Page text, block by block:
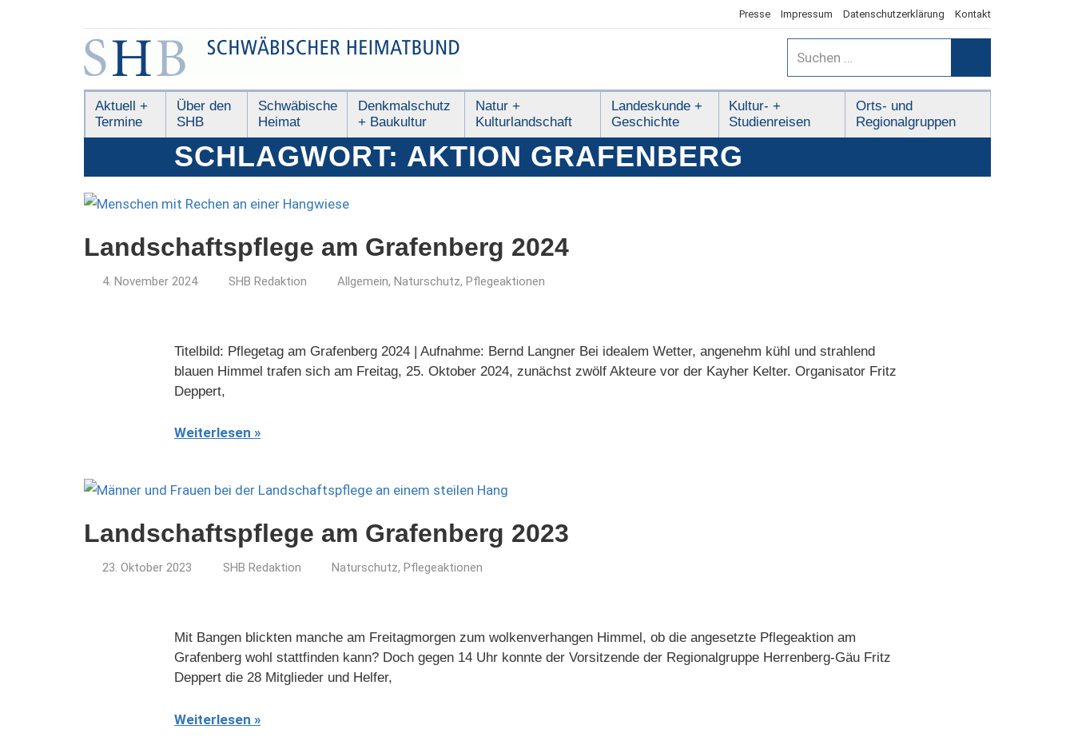
Presse Impressum Datenschutzerklärung Kontakt
Schwäbischer
Heimatbund
Suchen
nach:
Suchen
Aktuell +
Termine
Über den
SHB
Schwäbische
Heimat
Denkmalschutz
+ Baukultur
Natur +
Kulturlandschaft
Landeskunde +
Geschichte
Kultur- +
Studienreisen
Orts- und
Regionalgruppen
SCHLAGWORT: AKTION GRAFENBERG
Landschaftspflege am Grafenberg 2024
4. November 2024 SHB Redaktion Allgemein, Naturschutz, Pflegeaktionen
Titelbild: Pflegetag am Grafenberg 2024 | Aufnahme: Bernd Langner Bei idealem Wetter, angenehm kühl und strahlend
blauen Himmel trafen sich am Freitag, 25. Oktober 2024, zunächst zwölf Akteure vor der Kayher Kelter. Organisator Fritz
Deppert,
Weiterlesen
Landschaftspflege am Grafenberg 2023
23. Oktober 2023 SHB Redaktion Naturschutz, Pflegeaktionen
Mit Bangen blickten manche am Freitagmorgen zum wolkenverhangen Himmel, ob die angesetzte Pflegeaktion am
Grafenberg wohl stattfinden kann? Doch gegen 14 Uhr konnte der Vorsitzende der Regionalgruppe Herrenberg-Gäu Fritz
Deppert die 28 Mitglieder und Helfer,
Weiterlesen